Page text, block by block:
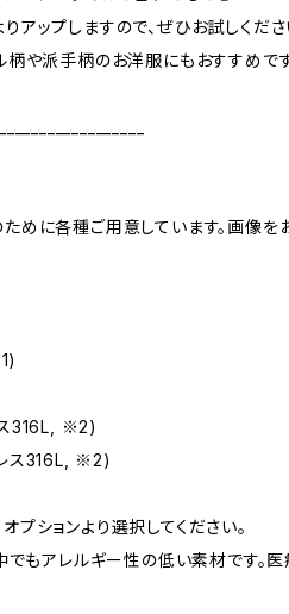
ップしますので、ぜひお試しくださ
柄や派手柄のお洋服にもおすすめです
めに各種ご用意しています。画像を
316L, ※2)
ス316L, ※2)
ションより選択してください。
もアレルギー性の低い素材です。